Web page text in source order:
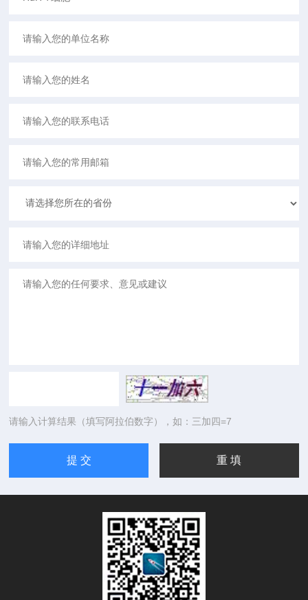
请输入计算结果（填写阿拉伯数字），如：三加四=7